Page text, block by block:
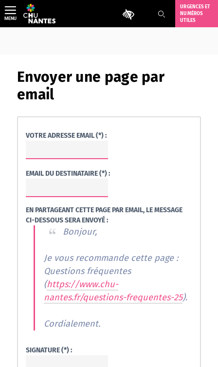
Aller
au
contenu
Outils d'accessibilité
URGENCES ET
NUMÉROS
UTILES
MENU
Envoyer une page par
email
VOTRE ADRESSE EMAIL (*) :
EMAIL DU DESTINATAIRE (*) :
EN PARTAGEANT CETTE PAGE PAR EMAIL, LE MESSAGE
CI-DESSOUS SERA ENVOYÉ :
Bonjour,
Je vous recommande cette page :
Questions fréquentes
(https://www.chu-
nantes.fr/questions-frequentes-25).
Cordialement.
SIGNATURE (*) :